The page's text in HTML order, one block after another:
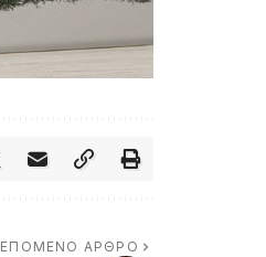
ΕΠΌΜΕΝΟ ΆΡΘΡΟ